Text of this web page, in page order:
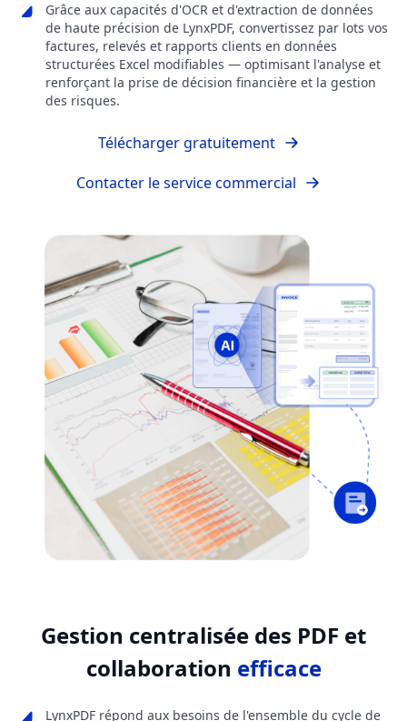
Grâce aux capacités d'OCR et d'extraction de données
de haute précision de LynxPDF, convertissez par lots vos
factures, relevés et rapports clients en données
structurées Excel modifiables — optimisant l'analyse et
renforçant la prise de décision financière et la gestion
des risques.
Télécharger gratuitement
Contacter le service commercial
Gestion centralisée des PDF et
collaboration efficace
LynxPDF répond aux besoins de l'ensemble du cycle de